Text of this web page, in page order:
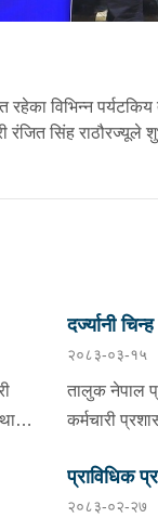
विभिन्न
सिंह राठौरज्यूले
दर्ज्यानी
।
२०८३-०३-१५
तालुक नेपाल
कर्मचारी
हवल्दार पदमा
चिन्ह सुशोभन
प्राविधिक
समूहको
२०८३-०२-२७